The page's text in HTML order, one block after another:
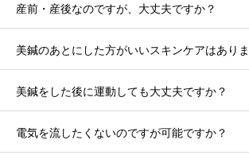
産前・産後なのですが、大丈夫ですか？
美鍼のあとにした方がいいスキンケアはあり
美鍼をした後に運動しても大丈夫ですか？
電気を流したくないのですが可能ですか？